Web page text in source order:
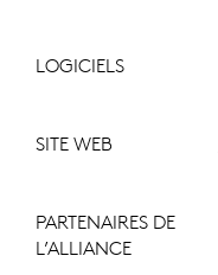
LOGICIELS
SITE WEB
PARTENAIRES DE
L’ALLIANCE